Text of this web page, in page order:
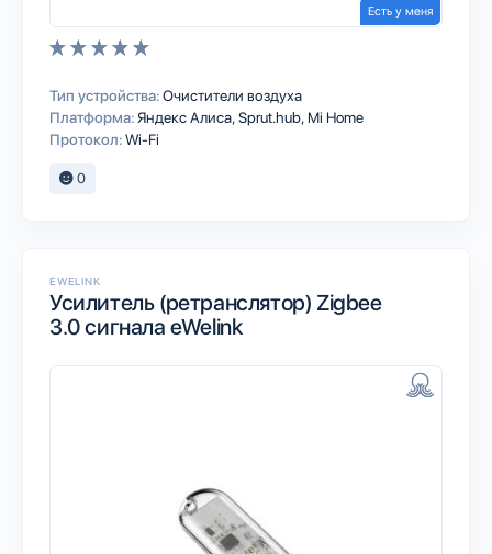
Есть у меня
Тип устройства:Очистители воздуха
Платформа:Яндекс АлисаSprut.hub Mi Home
Протокол:Wi-Fi
0
EWELINK
Усилитель (ретранслятор) Zigbee
3.0 сигнала eWelink